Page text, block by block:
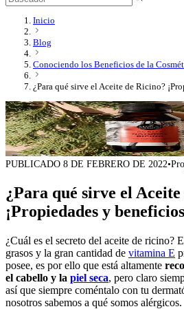
Inicio
Blog
Conociendo los Beneficios de la
¿Para qué sirve el Aceite de Ricino?
PUBLICADO 8 DE FEBRERO DE 2022•
¿Para qué sirve el
¡Propiedades y
¿Cuál es el secreto del aceite de ricino?
grasos y la gran cantidad de vitamina E
posee, es por ello que está altamente
el cabello y la piel seca, pero claro
así que siempre coméntalo con tu
nosotros sabemos a qué somos alérgicos.